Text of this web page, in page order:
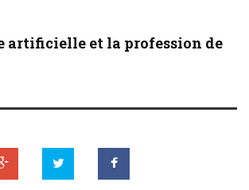
artificielle et la profession de